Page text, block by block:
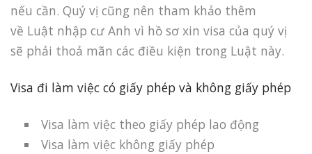
nếu cần. Quý vị cũng nên tham khảo thêm
về Luật nhập cư Anh vì hồ sơ xin visa của quý vị
sẽ phải thoả mãn các điều kiện trong Luật này.
Visa đi làm việc có giấy phép và không giấy phép
Visa làm việc theo giấy phép lao động
Visa làm việc không giấy phép